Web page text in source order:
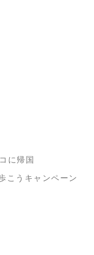
に帰国
こうキャンペーン